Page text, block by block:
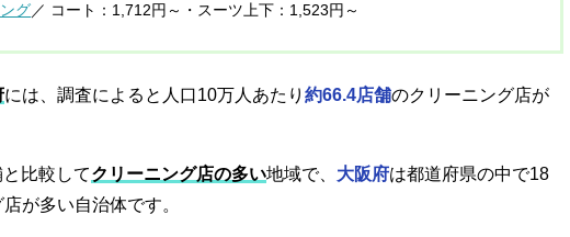
グ／ コート：1,712円～・スーツ上下：1,523円～
には、調査によると人口10万人あたり 約66.4店舗のクリーニング店が
比較してクリーニング店の多い地域で、 大阪府は都道府県の中で18
が多い自治体です。